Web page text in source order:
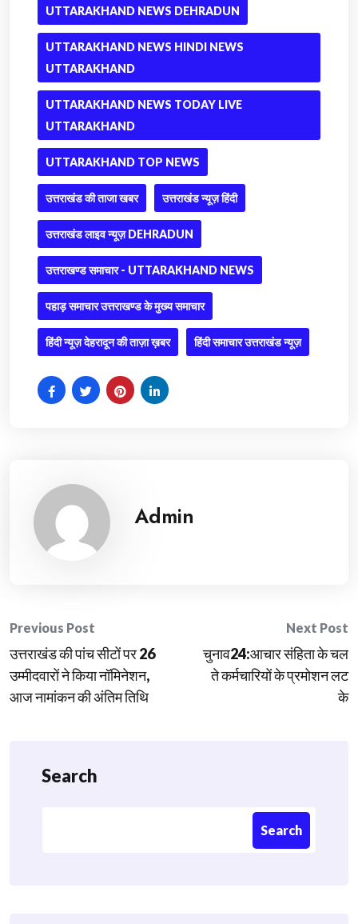
UTTARAKHAND NEWS DEHRADUN
UTTARAKHAND NEWS HINDI NEWS
UTTARAKHAND
UTTARAKHAND NEWS TODAY LIVE
UTTARAKHAND
UTTARAKHAND TOP NEWS
उत्तराखंड की ताजा खबर उत्तराखंड न्यूज़ हिंदी
उत्तराखंड लाइव न्यूज़ DEHRADUN
उत्तराखण्ड समाचार - UTTARAKHAND NEWS
पहाड़ समाचार उत्तराखण्ड के मुख्य समाचार
हिंदी न्यूज़ देहरादून की ताज़ा ख़बर हिंदी समाचार उत्तराखंड न्यूज़
Admin
Post
navigation
Previous Post
उत्तराखंड की पांच सीटों पर 26
उम्मीदवारों ने किया नॉमिनेशन,
आज नामांकन की अंतिम तिथि
Next Post
चुनाव24:आचार संहिता के चल
ते कर्मचारियों के प्रमोशन लट
के
Search
Search